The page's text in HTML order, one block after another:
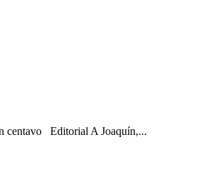
centavo Editorial A Joaquín,...